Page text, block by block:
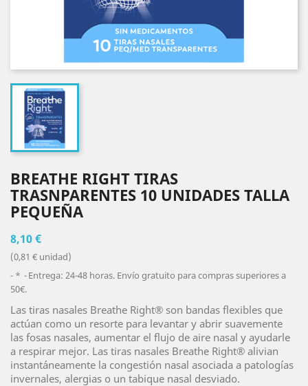
BREATHE RIGHT TIRAS
TRASNPARENTES 10 UNIDADES TALLA
PEQUEÑA
8,10 €
(0,81 € unidad)
*
Entrega: 24-48 horas. Envío gratuito para compras superiores a
50€.
Las tiras nasales Breathe Right® son bandas flexibles que
actúan como un resorte para levantar y abrir suavemente
las fosas nasales, aumentar el flujo de aire nasal y ayudarle
a respirar mejor. Las tiras nasales Breathe Right® alivian
instantáneamente la congestión nasal asociada a patologías
invernales, alergias o un tabique nasal desviado.